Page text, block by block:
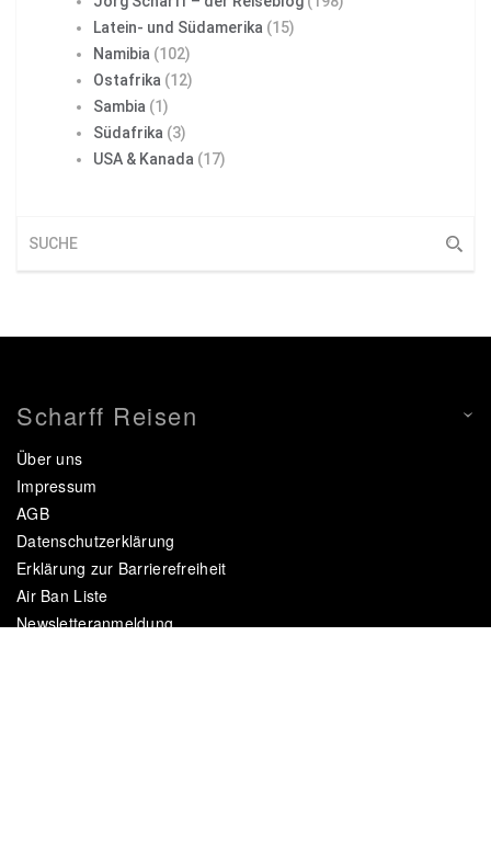
Latein- und Südamerika (15)
Namibia (102)
Ostafrika (12)
Sambia (1)
Südafrika (3)
USA & Kanada (17)
Scharff Reisen
Über uns
Impressum
AGB
Datenschutzerklärung
Erklärung zur Barrierefreiheit
Air Ban Liste
Newsletteranmeldung